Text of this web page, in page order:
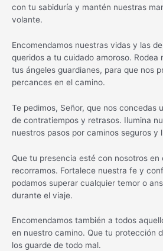
con tu sabiduría y mantén nuestras
volante.
Encomendamos nuestras vidas y las
queridos a tu cuidado amoroso. Rodea
tus ángeles guardianes, para que nos
percances en el camino.
Te pedimos, Señor, que nos concedas
de contratiempos y retrasos. Ilumina
nuestros pasos por caminos seguros y
Que tu presencia esté con nosotros en
recorramos. Fortalece nuestra fe y
podamos superar cualquier temor o
durante el viaje.
Encomendamos también a todos
en nuestro camino. Que tu protección
los guarde de todo mal.